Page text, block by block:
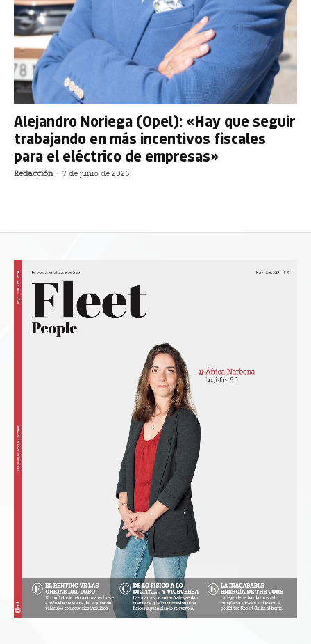
Alejandro Noriega (Opel): «Hay que seguir
trabajando en más incentivos fiscales
para el eléctrico de empresas»
Redacción - 7 de junio de 2026